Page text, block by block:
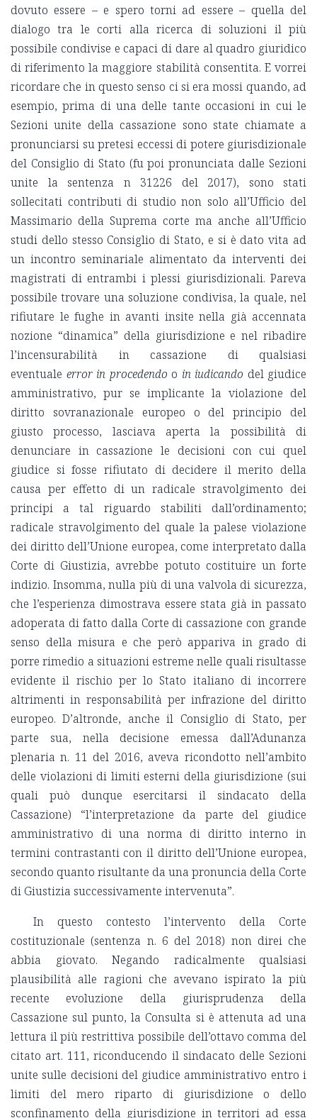
dovuto essere – e spero torni ad essere – quella del
dialogo tra le corti alla ricerca di soluzioni il più
possibile condivise e capaci di dare al quadro giuridico
di riferimento la maggiore stabilità consentita. E vorrei
ricordare che in questo senso ci si era mossi quando, ad
esempio, prima di una delle tante occasioni in cui le
Sezioni unite della cassazione sono state chiamate a
pronunciarsi su pretesi eccessi di potere giurisdizionale
del Consiglio di Stato (fu poi pronunciata dalle Sezioni
unite la sentenza n 31226 del 2017), sono stati
sollecitati contributi di studio non solo all’Ufficio del
Massimario della Suprema corte ma anche all’Ufficio
studi dello stesso Consiglio di Stato, e si è dato vita ad
un incontro seminariale alimentato da interventi dei
magistrati di entrambi i plessi giurisdizionali. Pareva
possibile trovare una soluzione condivisa, la quale, nel
rifiutare le fughe in avanti insite nella già accennata
nozione “dinamica” della giurisdizione e nel ribadire
l’incensurabilità in cassazione di qualsiasi
eventuale error in procedendo o in iudicando del giudice
amministrativo, pur se implicante la violazione del
diritto sovranazionale europeo o del principio del
giusto processo, lasciava aperta la possibilità di
denunciare in cassazione le decisioni con cui quel
giudice si fosse rifiutato di decidere il merito della
causa per effetto di un radicale stravolgimento dei
principi a tal riguardo stabiliti dall’ordinamento;
radicale stravolgimento del quale la palese violazione
dei diritto dell’Unione europea, come interpretato dalla
Corte di Giustizia, avrebbe potuto costituire un forte
indizio. Insomma, nulla più di una valvola di sicurezza,
che l’esperienza dimostrava essere stata già in passato
adoperata di fatto dalla Corte di cassazione con grande
senso della misura e che però appariva in grado di
porre rimedio a situazioni estreme nelle quali risultasse
evidente il rischio per lo Stato italiano di incorrere
altrimenti in responsabilità per infrazione del diritto
europeo. D’altronde, anche il Consiglio di Stato, per
parte sua, nella decisione emessa dall’Adunanza
plenaria n. 11 del 2016, aveva ricondotto nell’ambito
delle violazioni di limiti esterni della giurisdizione (sui
quali può dunque esercitarsi il sindacato della
Cassazione) “l’interpretazione da parte del giudice
amministrativo di una norma di diritto interno in
termini contrastanti con il diritto dell’Unione europea,
secondo quanto risultante da una pronuncia della Corte
di Giustizia successivamente intervenuta”.
In questo contesto l’intervento della Corte
costituzionale (sentenza n. 6 del 2018) non direi che
abbia giovato. Negando radicalmente qualsiasi
plausibilità alle ragioni che avevano ispirato la più
recente evoluzione della giurisprudenza della
Cassazione sul punto, la Consulta si è attenuta ad una
lettura il più restrittiva possibile dell’ottavo comma del
citato art. 111, riconducendo il sindacato delle Sezioni
unite sulle decisioni del giudice amministrativo entro i
limiti del mero riparto di giurisdizione o dello
sconfinamento della giurisdizione in territori ad essa